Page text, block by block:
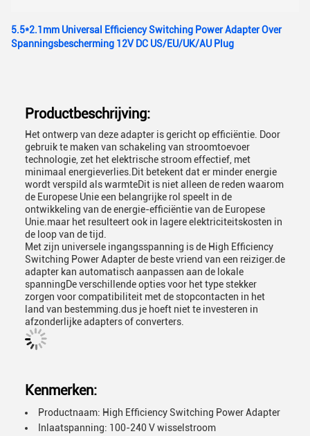
5.5*2.1mm Universal Efficiency Switching Power Adapter Over
Spanningsbescherming 12V DC US/EU/UK/AU Plug
Productbeschrijving:
Het ontwerp van deze adapter is gericht op efficiëntie. Door
gebruik te maken van schakeling van stroomtoevoer
technologie, zet het elektrische stroom effectief, met
minimaal energieverlies.Dit betekent dat er minder energie
wordt verspild als warmteDit is niet alleen de reden waarom
de Europese Unie een belangrijke rol speelt in de
ontwikkeling van de energie-efficiëntie van de Europese
Unie.maar het resulteert ook in lagere elektriciteitskosten in
de loop van de tijd.
Met zijn universele ingangsspanning is de High Efficiency
Switching Power Adapter de beste vriend van een reiziger.de
adapter kan automatisch aanpassen aan de lokale
spanningDe verschillende opties voor het type stekker
zorgen voor compatibiliteit met de stopcontacten in het
land van bestemming.dus je hoeft niet te investeren in
afzonderlijke adapters of converters.
Kenmerken:
Productnaam: High Efficiency Switching Power Adapter
Inlaatspanning: 100-240 V wisselstroom